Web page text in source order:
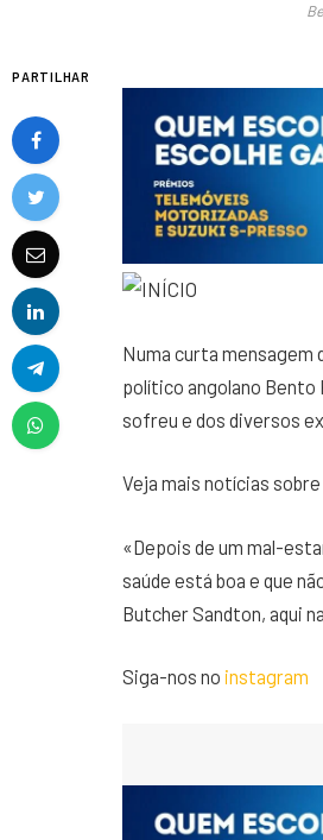
PARTILHAR
Numa curta mensagem
político angolano Bento
sofreu e dos diversos
Veja mais notícias sobre
«Depois de um mal-
saúde está boa e que
Butcher Sandton, aqui
Siga-nos no instagram